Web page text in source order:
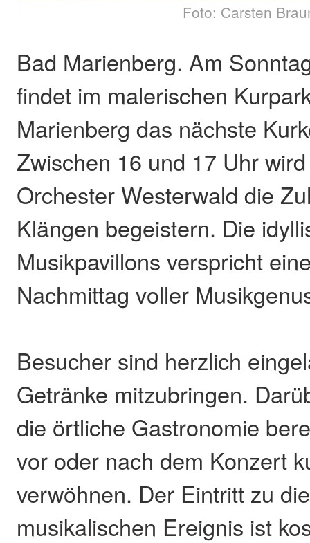
Foto: Carsten
Bad Marienberg. Am
findet im malerischen
Marienberg das nächste
Zwischen 16 und 17 Uhr
Orchester Westerwald die
Klängen begeistern. Die
Musikpavillons verspricht
Nachmittag voller
Besucher sind herzlich
Getränke mitzubringen.
die örtliche Gastronomie
vor oder nach dem Konzert
verwöhnen. Der Eintritt zu
musikalischen Ereignis ist